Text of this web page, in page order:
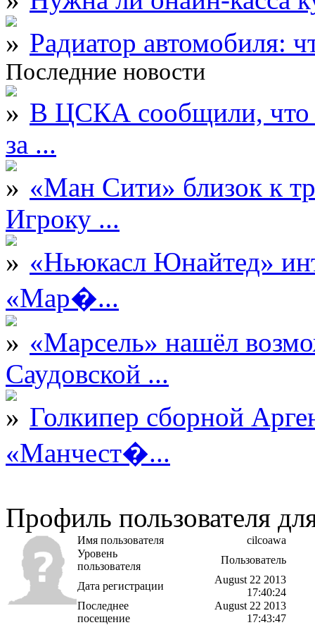
Радиатор автомобиля:
Последние новости
В ЦСКА сообщили, что
за ...
«Ман Сити» близок к
Игроку ...
«Ньюкасл Юнайтед»
«Мар�...
«Марсель» нашёл
Саудовской ...
Голкипер сборной
«Манчест�...
Профиль пользователя
Имя пользователя
cilcoawa
Уровень
пользователя
Пользователь
Дата регистрации
August 22 2013
17:40:24
Последнее
посещение
August 22 2013
17:43:47